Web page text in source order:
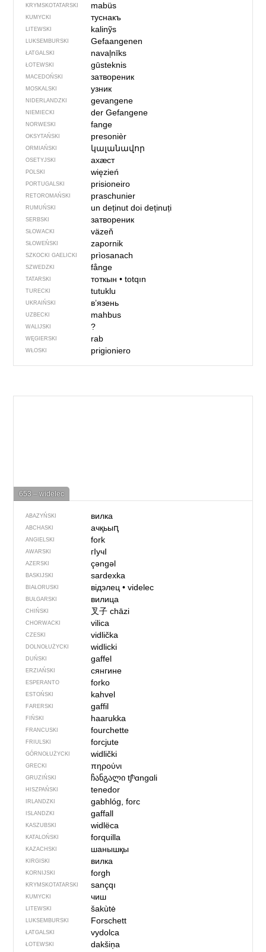
KRYMSKOTATARSKI mabüs
KUMYCKI туснакъ
LITEWSKI kalinỹs
LUKSEMBURSKI Gefaangenen
ŁATGALSKI navaļnīks
ŁOTEWSKI gūsteknis
MACEDOŃSKI затвореник
MOSKALSKI узник
NIDERLANDZKI gevangene
NIEMIECKI der Gefangene
NORWESKI fange
OKSYTAŃSKI presonièr
ORMIAŃSKI կալանավոր
OSETYJSKI ахӕст
POLSKI więzień
PORTUGALSKI prisioneiro
RETOROMAŃSKI praschunier
RUMUŃSKI un deținutdoi deținuți
SERBSKI затвореник
SŁOWACKI väzeň
SŁOWEŃSKI zapornik
SZKOCKI GAELICKI prìosanach
SZWEDZKI fånge
TATARSKI тоткын• totqın
TURECKI tutuklu
UKRAIŃSKI в’язень
UZBECKI mahbus
WALIJSKI ?
WĘGIERSKI rab
WŁOSKI prigioniero
653 – widelec
ABAZYŃSKI вилка
ABCHASKI ачқьыԥ
ANGIELSKI fork
AWARSKI гIучI
AZERSKI çəngəl
BASKIJSKI sardexka
BIAŁORUSKI відэлец• videlec
BUŁGARSKI вилица
CHIŃSKI 叉子chāzi
CHORWACKI vilica
CZESKI vidlička
DOLNOŁUŻYCKI widlicki
DUŃSKI gaffel
ERZIAŃSKI сянгине
ESPERANTO forko
ESTOŃSKI kahvel
FARERSKI gaffil
FIŃSKI haarukka
FRANCUSKI fourchette
FRIULSKI forcjute
GÓRNOŁUŻYCKI widlički
GRECKI πηρούνι
GRUZIŃSKI ჩანგალიtʃʰɑngɑli
HISZPAŃSKI tenedor
IRLANDZKI gabhlóg, forc
ISLANDZKI gaffall
KASZUBSKI widlëca
KATALOŃSKI forquilla
KAZACHSKI шанышқы
KIRGISKI вилка
KORNIJSKI forgh
KRYMSKOTATARSKI sançqı
KUMYCKI чиш
LITEWSKI šakùtė
LUKSEMBURSKI Forschett
ŁATGALSKI vydolca
ŁOTEWSKI
dakšiņa